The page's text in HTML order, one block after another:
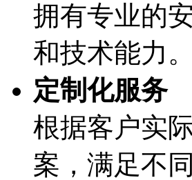
拥有专业的
和技术能力。
定制化服务
根据客户实
案，满足